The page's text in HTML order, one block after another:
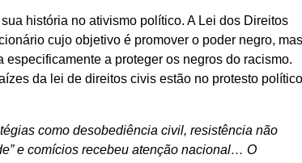
história no ativismo político. A Lei dos Direitos
cujo objetivo é promover o poder negro, mas
a proteger os negros do racismo.
da lei de direitos civis estão no protesto político
como desobediência civil, resistência não
e comícios recebeu atenção nacional… O